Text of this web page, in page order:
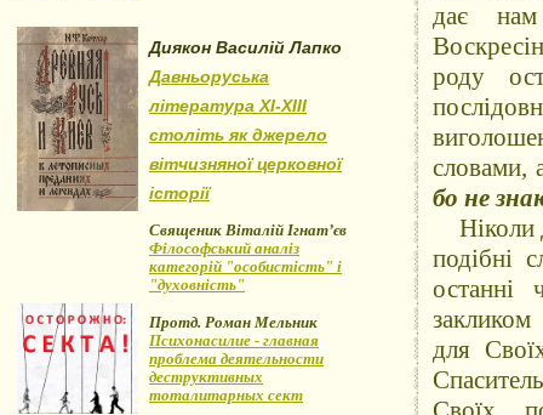
Диякон Василій Лапко
Давньоруська
література XI-XIII
століть як джерело
вітчизняної церковної
історії
Священик Віталій Ігнат’єв
Філософський аналіз
категорій "особистість" і
"духовність"
Протд. Роман Мельник
Психонасилие - главная
проблема деятельности
деструктивных
тоталитарных сект
дає
роду
словами,
бо не
Ніколи
подібні
останні
закликом
для